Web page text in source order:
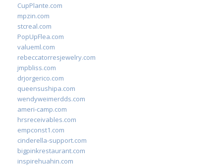
CupPlante.com
mpzin.com
stcreal.com
PopUpFlea.com
valueml.com
rebeccatorresjewelry.com
jmpbliss.com
drjorgerico.com
queensushipa.com
wendyweimerdds.com
ameri-camp.com
hrsreceivables.com
empconst1.com
cinderella-support.com
bigpinkrestaurant.com
inspirehuahin.com